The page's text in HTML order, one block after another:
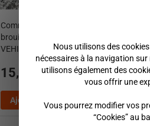
Commodo de phare avec fonction anti-
brouillard avant et arriere / TOUT LES
VEHICULES DE VOITURES SANS PERMIS
15,00 €
Ajouter au panier
Nous utilisons des
nécessaires à la navigation
utilisons également des
vous offrir une
Vous pourrez modifier vos
“Cookies” au